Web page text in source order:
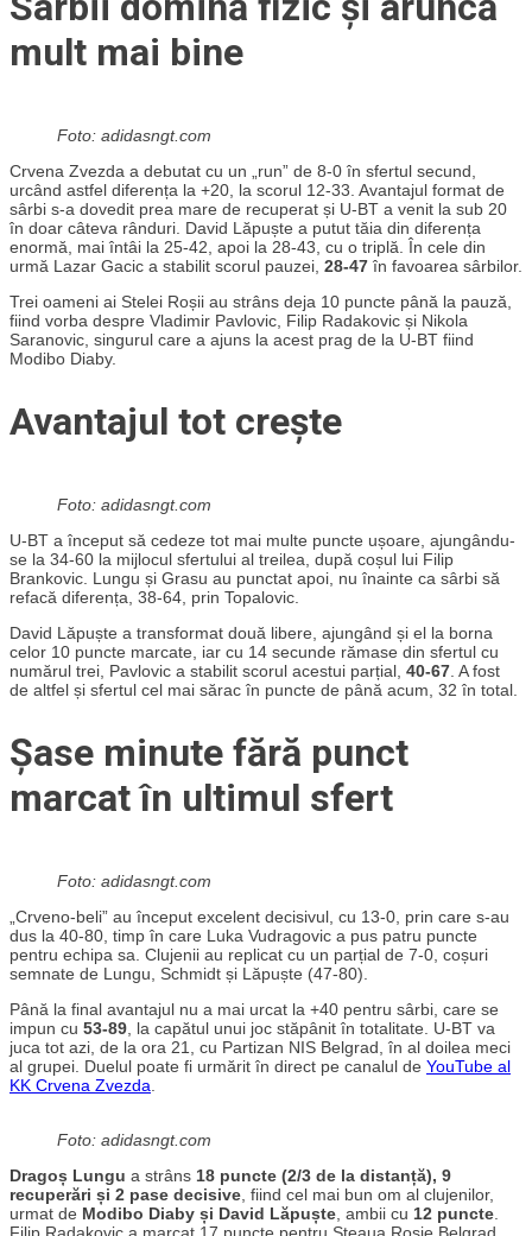
mult mai bine
Foto: adidasngt.com
Crvena Zvezda a debutat cu un „run” de 8-0 în sfertul secund,
urcând astfel diferența la +20, la scorul 12-33. Avantajul format de
sârbi s-a dovedit prea mare de recuperat și U-BT a venit la sub 20
în doar câteva rânduri. David Lăpuște a putut tăia din diferența
enormă, mai întâi la 25-42, apoi la 28-43, cu o triplă. În cele din
urmă Lazar Gacic a stabilit scorul pauzei, 28-47 în favoarea sârbilor.
Trei oameni ai Stelei Roșii au strâns deja 10 puncte până la pauză,
fiind vorba despre Vladimir Pavlovic, Filip Radakovic și Nikola
Saranovic, singurul care a ajuns la acest prag de la U-BT fiind
Modibo Diaby.
Avantajul tot crește
Foto: adidasngt.com
U-BT a început să cedeze tot mai multe puncte ușoare, ajungându-
se la 34-60 la mijlocul sfertului al treilea, după coșul lui Filip
Brankovic. Lungu și Grasu au punctat apoi, nu înainte ca sârbi să
refacă diferența, 38-64, prin Topalovic.
David Lăpuște a transformat două libere, ajungând și el la borna
celor 10 puncte marcate, iar cu 14 secunde rămase din sfertul cu
numărul trei, Pavlovic a stabilit scorul acestui parțial, 40-67 . A fost
de altfel și sfertul cel mai sărac în puncte de până acum, 32 în total.
Șase minute fără punct
marcat în ultimul sfert
Foto: adidasngt.com
„Crveno-beli” au început excelent decisivul, cu 13-0, prin care s-au
dus la 40-80, timp în care Luka Vudragovic a pus patru puncte
pentru echipa sa. Clujenii au replicat cu un parțial de 7-0, coșuri
semnate de Lungu, Schmidt și Lăpuște (47-80).
Până la final avantajul nu a mai urcat la +40 pentru sârbi, care se
impun cu 53-89 , la capătul unui joc stăpânit în totalitate. U-BT va
juca tot azi, de la ora 21, cu Partizan NIS Belgrad, în al doilea meci
al grupei. Duelul poate fi urmărit în direct pe canalul de YouTube al
KK Crvena Zvezda
Foto: adidasngt.com
Dragoș Lungu a strâns 18 puncte (2/3 de la distanță), 9
recuperări și 2 pase decisive , fiind cel mai bun om al clujenilor,
urmat de Modibo Diaby și David Lăpuște , ambii cu 12 puncte